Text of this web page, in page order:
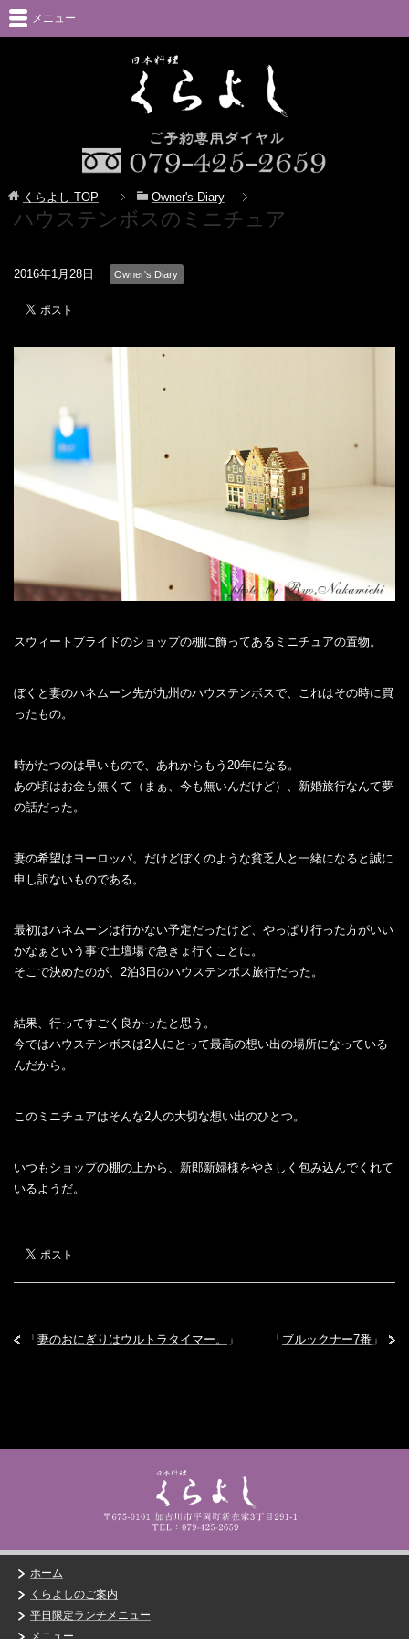
メニュー
くらよし TOP Owner's Diary
ハウステンボスのミニチュア
2016年1月28日 Owner's Diary
スウィートブライドのショップの棚に飾ってあるミニチュアの置物。
ぼくと妻のハネムーン先が九州のハウステンボスで、これはその時に買
ったもの。
時がたつのは早いもので、あれからもう20年になる。
あの頃はお金も無くて（まぁ、今も無いんだけど）、新婚旅行なんて夢
の話だった。
妻の希望はヨーロッパ。だけどぼくのような貧乏人と一緒になると誠に
申し訳ないものである。
最初はハネムーンは行かない予定だったけど、やっぱり行った方がいい
かなぁという事で土壇場で急きょ行くことに。
そこで決めたのが、2泊3日のハウステンボス旅行だった。
結果、行ってすごく良かったと思う。
今ではハウステンボスは2人にとって最高の想い出の場所になっている
んだから。
このミニチュアはそんな2人の大切な想い出のひとつ。
いつもショップの棚の上から、新郎新婦様をやさしく包み込んでくれて
いるようだ。
「 ブルックナー7番 」
「 妻のおにぎりはウルトラタイマー。 」
ホーム
くらよしのご案内
平日限定ランチメニュー